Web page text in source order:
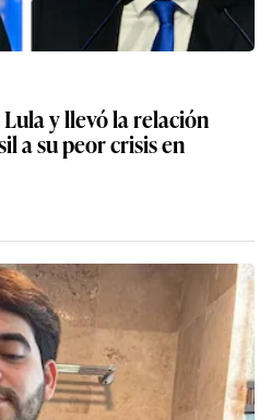
y llevó la relación
a su peor crisis en